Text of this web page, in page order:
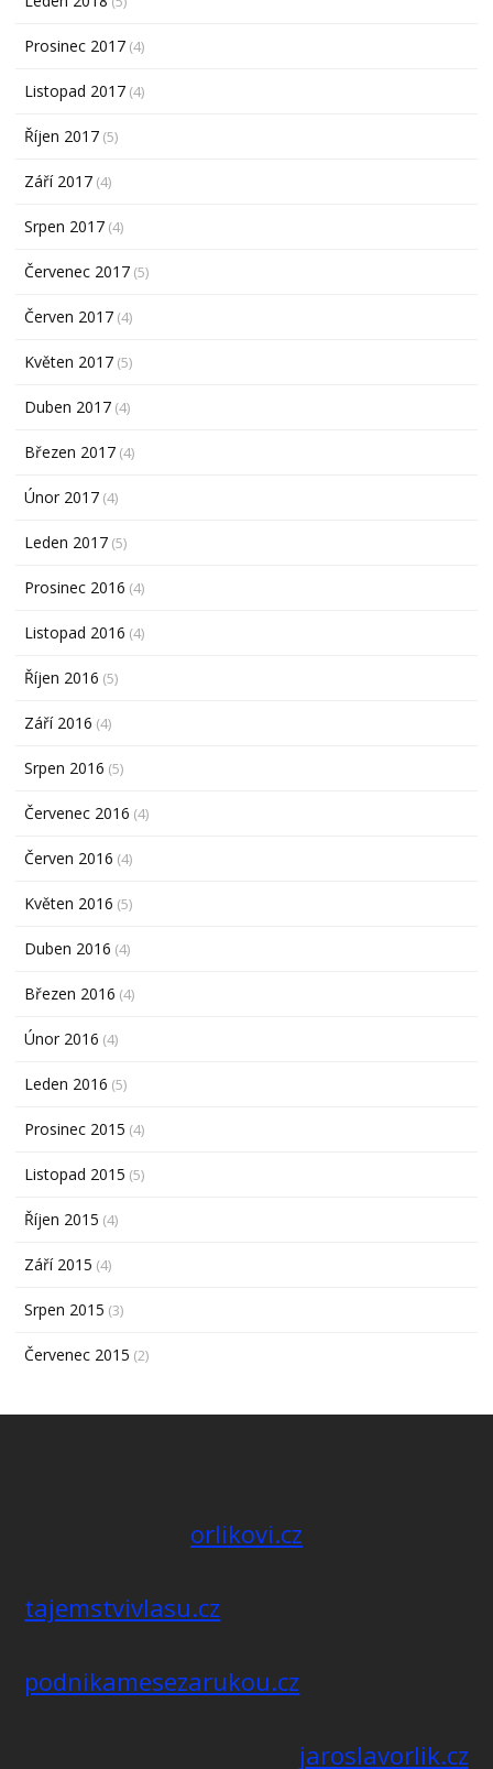
Prosinec 2017 (4)
Listopad 2017 (4)
Říjen 2017 (5)
Září 2017 (4)
Srpen 2017 (4)
Červenec 2017 (5)
Červen 2017 (4)
Květen 2017 (5)
Duben 2017 (4)
Březen 2017 (4)
Únor 2017 (4)
Leden 2017 (5)
Prosinec 2016 (4)
Listopad 2016 (4)
Říjen 2016 (5)
Září 2016 (4)
Srpen 2016 (5)
Červenec 2016 (4)
Červen 2016 (4)
Květen 2016 (5)
Duben 2016 (4)
Březen 2016 (4)
Únor 2016 (4)
Leden 2016 (5)
Prosinec 2015 (4)
Listopad 2015 (5)
Říjen 2015 (4)
Září 2015 (4)
Srpen 2015 (3)
Červenec 2015 (2)
orlikovi.cz
tajemstvivlasu.cz
podnikamesezarukou.cz
jaroslavorlik.cz